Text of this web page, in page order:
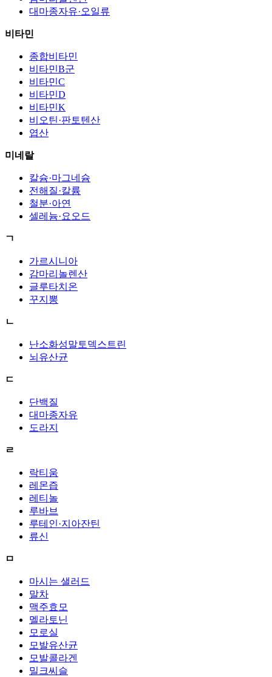
대마종자유·오일류
비타민
종합비타민
비타민B군
비타민C
비타민D
비타민K
비오틴·판토텐산
엽산
미네랄
칼슘·마그네슘
전해질·칼륨
철분·아연
셀레늄·요오드
ㄱ
가르시니아
감마리놀렌산
글루타치온
꾸지뽕
ㄴ
난소화성말토덱스트린
뇌유산균
ㄷ
단백질
대마종자유
도라지
ㄹ
락티움
레몬즙
레티놀
루바브
루테인·지아잔틴
류신
ㅁ
마시는 샐러드
말차
맥주효모
멜라토닌
모로실
모발유산균
모발콜라겐
밀크씨슬